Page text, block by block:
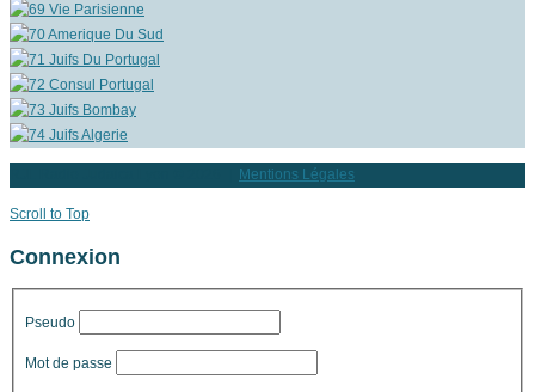
Mentions Légales
Scroll to Top
Connexion
Pseudo
Mot de passe